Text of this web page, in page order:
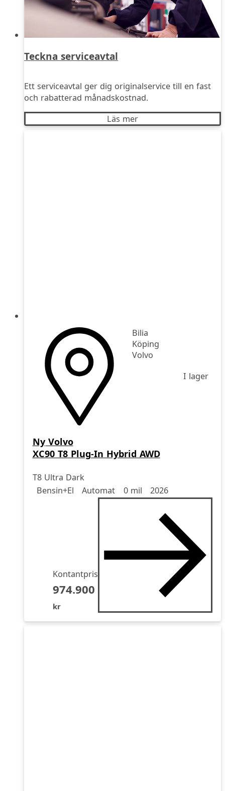
Teckna serviceavtal
Ett serviceavtal ger dig originalservice till en fast
och rabatterad månadskostnad.
Läs mer
Bilia
Köping
Volvo
I lager
Ny Volvo
XC90 T8 Plug-In Hybrid AWD
T8 Ultra Dark
Drivmedel
Bensin+El
Drivmedel Automat
Miltal 0 mil
årsmodell 2026
Kontantpris
974.900
kr